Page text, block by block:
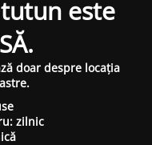
este
doar despre locația
zilnic